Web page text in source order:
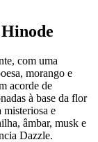
com uma
morango e
acorde de
à base da flor
misteriosa e
âmbar, musk e
Dazzle.